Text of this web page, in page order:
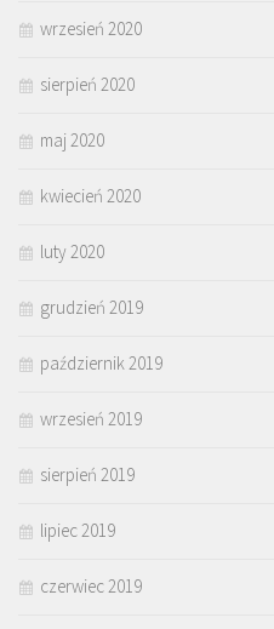
wrzesień 2020
sierpień 2020
maj 2020
kwiecień 2020
luty 2020
grudzień 2019
październik 2019
wrzesień 2019
sierpień 2019
lipiec 2019
czerwiec 2019